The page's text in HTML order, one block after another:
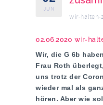
JUN
wir-halten-
02.06.2020 wir-
Wir, die G 6b
Frau Roth
uns trotz der
wieder mal als
hören. Aber wie